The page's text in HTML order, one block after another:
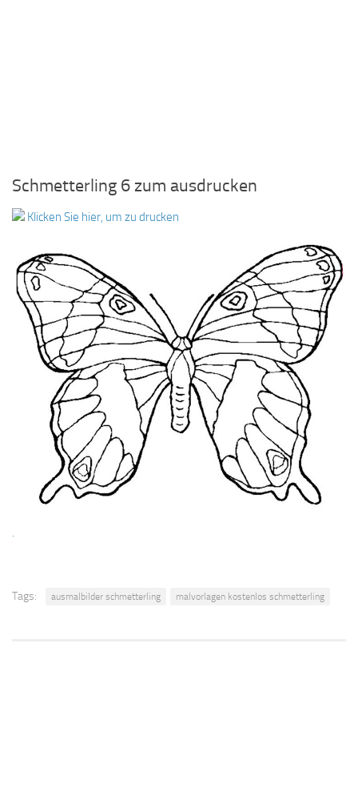
Schmetterling 6 zum ausdrucken
Klicken Sie hier, um zu drucken
.
Tags: ausmalbilder schmetterling malvorlagen kostenlos schmetterling